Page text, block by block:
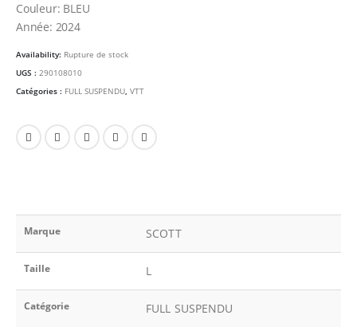
Couleur: BLEU
Année: 2024
Availability: Rupture de stock
UGS : 290108010
Catégories : FULL SUSPENDU, VTT
Marque SCOTT
Taille L
Catégorie FULL SUSPENDU